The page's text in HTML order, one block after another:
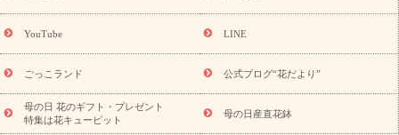
(トルコキキョウ)
9月の誕生花(リンドウ)
ら探す
お祝いの花特集 当日配達特急便 お祝い商品一覧
念日
結婚祝い 出産祝い 退院祝い・快気祝い
寿祝い
プチギフト ペットのお祝いフラワー
YouTube LINE
ごっこランド 公式ブログ“花だより”
母の日 花のギフト・プレゼント
特集は花キューピット
母の日産直花鉢